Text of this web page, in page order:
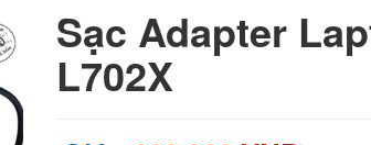
Sạc Adapter
L702X